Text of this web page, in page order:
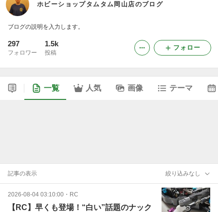
ホビーショップタムタム岡山店のブログ
ブログの説明を入力します。
297
フォロワー
1.5k
投稿
フォロー
一覧 人気 画像 テーマ
記事の表示 絞り込みなし
2026-08-04 03:10:00 ・ RC
【RC】早くも登場！“白い”話題のナック